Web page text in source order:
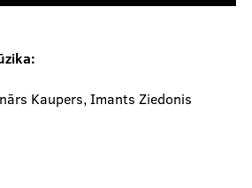
Kaupers, Imants Ziedonis